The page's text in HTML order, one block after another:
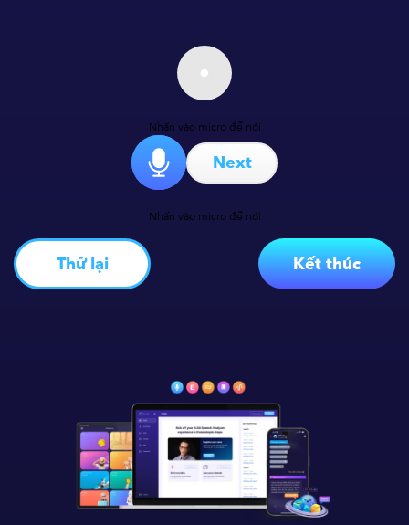
Nhấn vào micro để nói
Next
Nhấn vào micro để nói
Thử lại Kết thúc